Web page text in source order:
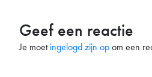
Geef een reactie
Je moetingelogd zijn opom een